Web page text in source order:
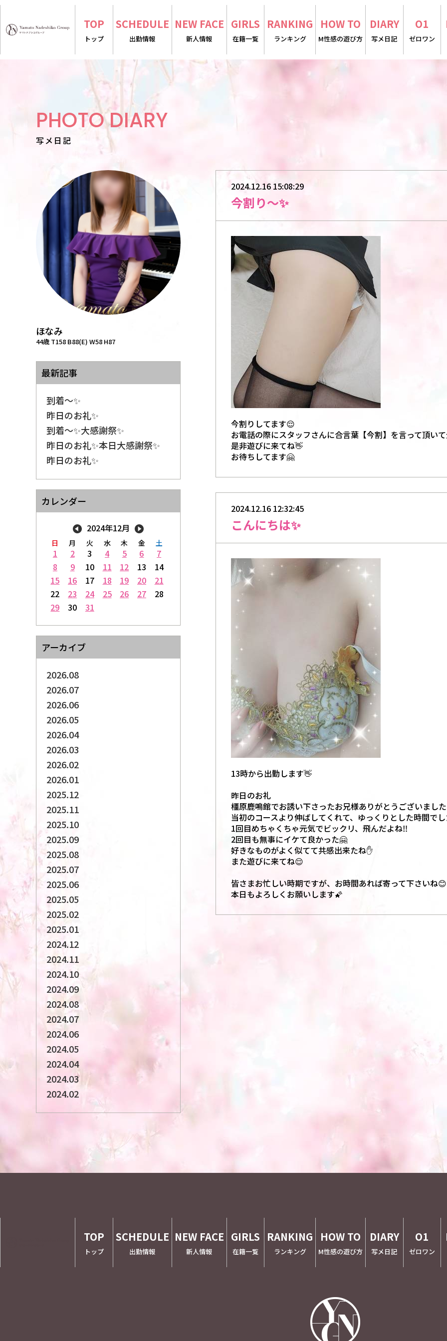
TOP
トップ
SCHEDULE
出勤情報
NEW FACE
新人情報
GIRLS
在籍一覧
RANKING
ランキング
HOW TO
M性感の遊び方
DIARY
写メ日記
O1
ゼロワン
PHOTO DIARY
写メ日記
ほなみ
44歳 T158 B88(E) W58 H87
最新記事
到着〜✨
昨日のお礼✨
到着〜✨大感謝祭✨
昨日のお礼✨本日大感謝祭✨
昨日のお礼✨
カレンダー
2024年12月
日 月 火 水 木 金 土
1 2 3 4 5 6
7
8
9 10 11 12 13
14
15
16 17 18 19 20
21
22
23 24 25 26 27
28
29
30 31
アーカイブ
2026.08
2026.07
2026.06
2026.05
2026.04
2026.03
2026.02
2026.01
2025.12
2025.11
2025.10
2025.09
2025.08
2025.07
2025.06
2025.05
2025.02
2025.01
2024.12
2024.11
2024.10
2024.09
2024.08
2024.07
2024.06
2024.05
2024.04
2024.03
2024.02
2024.12.16 15:08:29
今割り〜✨
今割りしてます😌
お電話の際にスタッフさんに合言葉【今割】を言って頂い
是非遊びに来てね👋
お待ちしてます🤗
2024.12.16 12:32:45
こんにちは✨
13時から出勤します👋
昨日のお礼
橿原鹿鳴館でお誘い下さったお兄様ありがとうございまし
当初のコースより伸ばしてくれて、ゆっくりとした時間で
1回目めちゃくちゃ元気でビックリ、飛んだよね‼️
2回目も無事にイケて良かった🤗
好きなものがよく似てて共感出来たね✋
また遊びに来てね😌
皆さまお忙しい時期ですが、お時間あれば寄って下さいね😊
本日もよろしくお願いします🌠
TOP
トップ
SCHEDULE
出勤情報
NEW FACE
新人情報
GIRLS
在籍一覧
RANKING
ランキング
HOW TO
M性感の遊び方
DIARY
写メ日記
O1
ゼロワン